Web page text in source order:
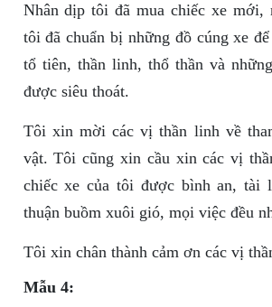
Nhân dịp tôi đã mua chiếc xe mới,
tôi đã chuẩn bị những đồ cúng xe
tổ tiên, thần linh, thổ thần và
được siêu thoát.
Tôi xin mời các vị thần linh về
vật. Tôi cũng xin cầu xin các vị
chiếc xe của tôi được bình an, tài
thuận buồm xuôi gió, mọi việc đều
Tôi xin chân thành cảm ơn các vị
Mẫu 4: